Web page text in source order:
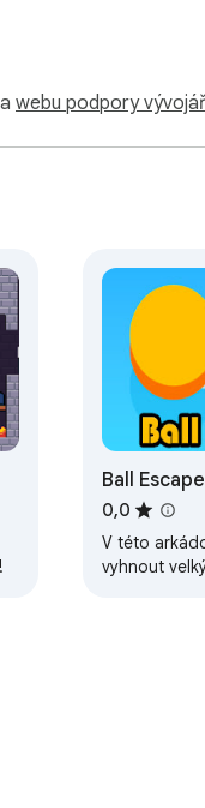
webu podpory
Ball
Game
0,0
V této
vyhnout